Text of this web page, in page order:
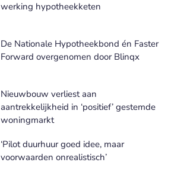
werking hypotheekketen
De Nationale Hypotheekbond én Faster
Forward overgenomen door Blinqx
Nieuwbouw verliest aan
aantrekkelijkheid in ‘positief’ gestemde
woningmarkt
‘Pilot duurhuur goed idee, maar
voorwaarden onrealistisch’